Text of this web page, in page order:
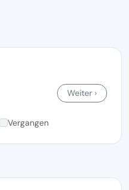
Weiter ›
Vergangen